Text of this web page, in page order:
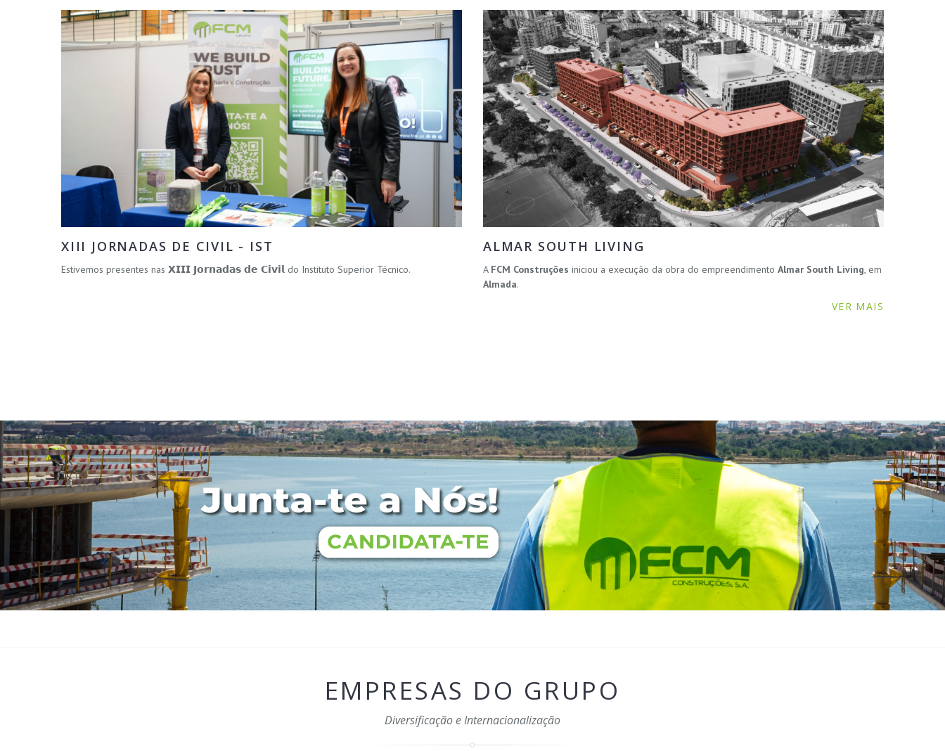
XIII JORNADAS DE CIVIL - IST
Estivemos presentes nas 𝗫𝗜𝗜𝗜 𝗝𝗼𝗿𝗻𝗮𝗱𝗮𝘀 𝗱𝗲 𝗖𝗶𝘃𝗶𝗹 do Instituto Superior Técnico.
ALMAR SOUTH LIVING
A FCM Construções iniciou a execução da obra do empreendimento Almar South Living, em
Almada.
VER MAIS
EMPRESAS DO GRUPO
Diversificação e Internacionalização